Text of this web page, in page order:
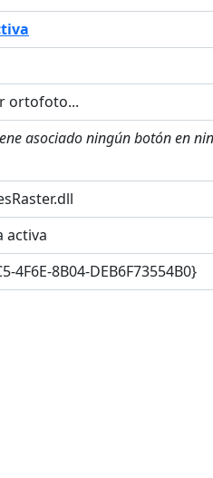
ortofoto...
asociado ningún botón en
activa
4F6E-8B04-DEB6F73554B0}